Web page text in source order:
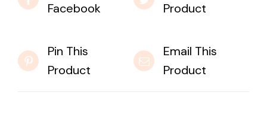
Facebook
Product
Pin This
Product
Email This
Product